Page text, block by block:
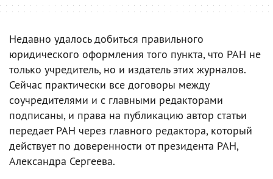
Недавно удалось добиться правильного
юридического оформления того пункта, что РАН не
только учредитель, но и издатель этих журналов.
Сейчас практически все договоры между
соучредителями и с главными редакторами
подписаны, и права на публикацию автор статьи
передает РАН через главного редактора, который
действует по доверенности от президента РАН,
Александра Сергеева.